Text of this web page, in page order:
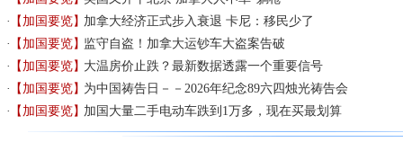
【加国要览】加拿大经济正式步入衰退 卡尼：移民少了
【加国要览】监守自盗！加拿大运钞车大盗案告破
【加国要览】大温房价止跌？最新数据透露一个重要信号
【加国要览】为中国祷告日－－2026年纪念89六四烛光祷告会
【加国要览】加国大量二手电动车跌到1万多，现在买最划算